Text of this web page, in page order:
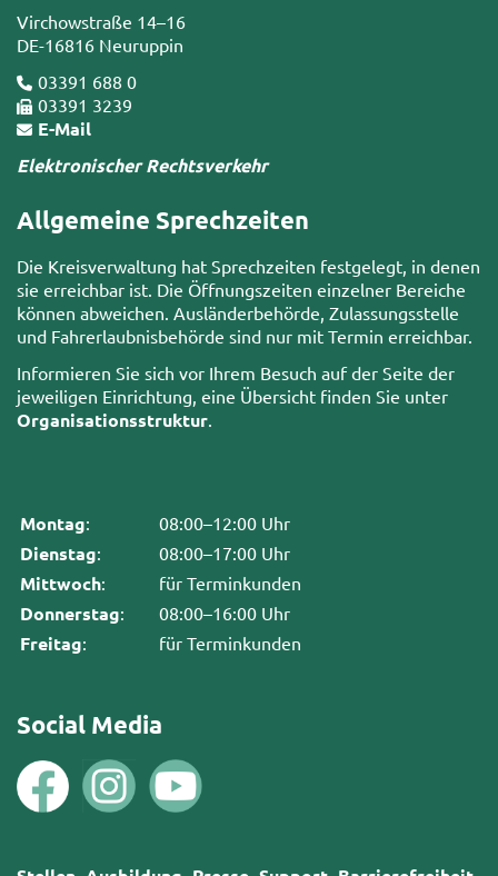
Virchowstraße 14–16
DE-16816 Neuruppin
03391 688 0
03391 3239
E-Mail
Elektronischer Rechtsverkehr
Allgemeine Sprechzeiten
Die Kreisverwaltung hat Sprechzeiten festgelegt, in denen
sie erreichbar ist. Die Öffnungszeiten einzelner Bereiche
können abweichen. Ausländerbehörde, Zulassungsstelle
und Fahrerlaubnisbehörde sind nur mit Termin erreichbar.
Informieren Sie sich vor Ihrem Besuch auf der Seite der
jeweiligen Einrichtung, eine Übersicht finden Sie unter
Organisationsstruktur
Montag: 08:00–12:00 Uhr
Dienstag: 08:00–17:00 Uhr
Mittwoch: für Terminkunden
Donnerstag: 08:00–16:00 Uhr
Freitag: für Terminkunden
Social Media